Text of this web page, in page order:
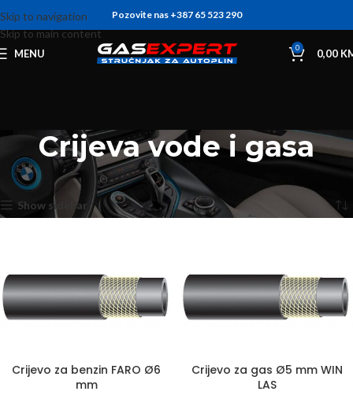
Skip to navigation
Skip to main content
Pozovite nas +387 65 523 290
MENU 0 0,00
Crijeva vode i gasa
Početna Cijevi i nastavci LPG Crijeva vode i gasa
Show sidebar
Crijevo za benzin FARO Ø6
mm
Crijevo za gas Ø5 mm WIN
LAS